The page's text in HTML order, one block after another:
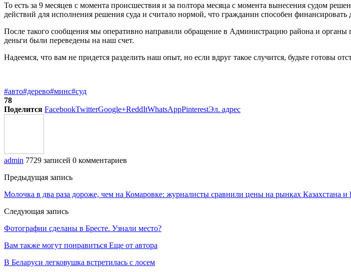
То есть за 9 месяцев с момента происшествия и за полтора месяца с момента вынесения судом
действий для исполнения решения суда и считало нормой, что гражданин способен
После такого сообщения мы оперативно направили обращение в Администрацию района и органы
деньги были переведены на наш счет.
Надеемся, что вам не придется разделить наш опыт, но если вдруг такое случится, будьте готовы
#авто#дерево#минс#суд
78
Поделится FacebookTwitterGoogle+ReddItWhatsAppPinterestЭл. адрес
admin 7729 записей 0 комментариев
Предыдущая запись
Молочка в два раза дороже, чем на Комаровке: журналисты сравнили цены на рынках Казахстана и
Следующая запись
Фотографии сделаны в Бресте. Узнали место?
Вам также могут понравиться Еще от автора
В Беларуси легковушка встретилась с лосем